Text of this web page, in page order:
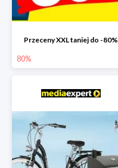
Przeceny XXL taniej do -80%
80%